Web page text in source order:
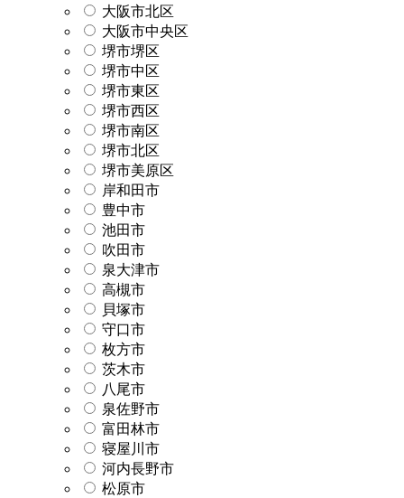
大阪市北区
大阪市中央区
堺市堺区
堺市中区
堺市東区
堺市西区
堺市南区
堺市北区
堺市美原区
岸和田市
豊中市
池田市
吹田市
泉大津市
高槻市
貝塚市
守口市
枚方市
茨木市
八尾市
泉佐野市
富田林市
寝屋川市
河内長野市
松原市